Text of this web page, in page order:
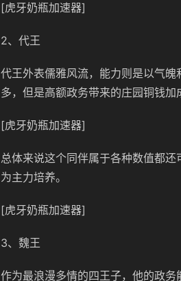
[虎牙奶瓶加速器]
2、代王
代王外表儒雅风流，能力则是以气
多，但是高额政务带来的庄园铜钱加
[虎牙奶瓶加速器]
总体来说这个同伴属于各种数值都
为主力培养。
[虎牙奶瓶加速器]
3、魏王
作为最浪漫多情的四王子，他的政